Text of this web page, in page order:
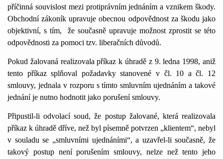
příčinná souvislost mezi protiprávním jednáním a vznikem škody.
Obchodní zákoník upravuje obecnou odpovědnost za škodu jako
objektivní, s tím,
že současně upravuje možnost zprostit se této
odpovědnosti za pomoci tzv. liberačních důvodů.
Pokud žalovaná realizovala příkaz k úhradě z 9. ledna 1998, aniž
tento příkaz splňoval požadavky stanovené v čl. 10 a čl. 1 2
smlouvy, jednala v rozporu s tímto smluvním ujednáním a takové
jednání je nutno hodnotit jako porušení smlouvy.
Připustil-li odvolací soud, že postup žalované, která realizovala
příkaz k úhradě dříve, než byl písemně potvrzen „klientem“, nebyl
v souladu se „smluvními ujednáními“, a uzavřel-li současně, že
takový postup není porušením smlouvy, nelze než tento jeho